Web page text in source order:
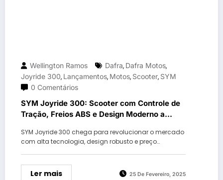
Wellington Ramos Dafra, Dafra Motos,
Joyride 300, Lançamentos, Motos, Scooter, SYM
0 Comentários
SYM Joyride 300: Scooter com Controle de
Tração, Freios ABS e Design Moderno a
SYM Joyride 300 chega para revolucionar o mercado
com alta tecnologia, design robusto e preço…
Ler mais 25 De Fevereiro, 2025